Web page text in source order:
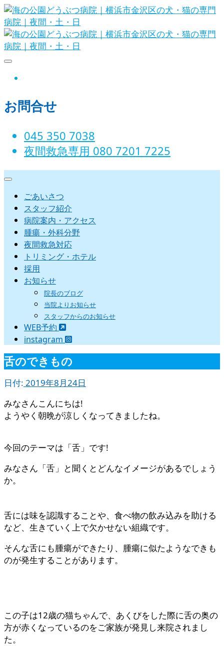
Skip
to
content
日
お問合せ
045 350 7038‬
夜間救急専用 080 7201 7225‬
ごあいさつ
スタッフ紹介
病院案内・アクセス
腫瘍・外科分野
夜間救急対応
トリミング・ホテル
採用
お知らせ
院長のブログ
当院よりお知らせ
スタッフからのお知らせ
WEB予約
instagram
舌のできもの
日付: 2019年8月24日
みなさんこんにちは!
ようやく朝晩が涼しくなってきましたね。
今回のテーマは「舌」です!
みなさん「舌」と聞くとどんなイメージがあるでしょう
か。
舌には味を認識することや、食べ物の飲み込みを助ける
など、生きていく上で欠かせない組織です。
そんな舌にも腫瘍ができたり、腫瘍に似たようなできも
のが発生することがあります。
この子は12歳の猫ちゃんで、あくびをした際に舌の奥の
方が赤くなっているのをご家族が発見し来院されまし
た。